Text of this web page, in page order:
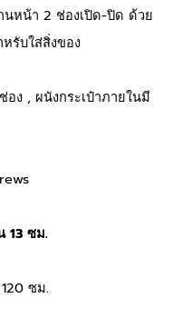
นหน้า 2 ช่องเปิด-ปิด ด้วย
รับใส่สิ่งของ
อง , ผนังกระเป๋าภายในมี
13 ซม.
ซม.